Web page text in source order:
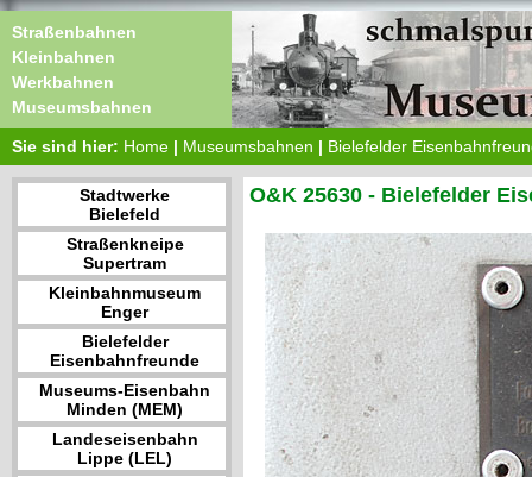
Straßenbahnen
Kleinbahnen
Werkbahnen
Museumsbahnen
Sie sind hier: Home | Museumsbahnen | Bielefelder
Stadtwerke
Bielefeld
Straßenkneipe
Supertram
Kleinbahnmuseum
Enger
Bielefelder
Eisenbahnfreunde
Museums-Eisenbahn
Minden (MEM)
Landeseisenbahn
Lippe (LEL)
O&K 25630 - Bielefelder